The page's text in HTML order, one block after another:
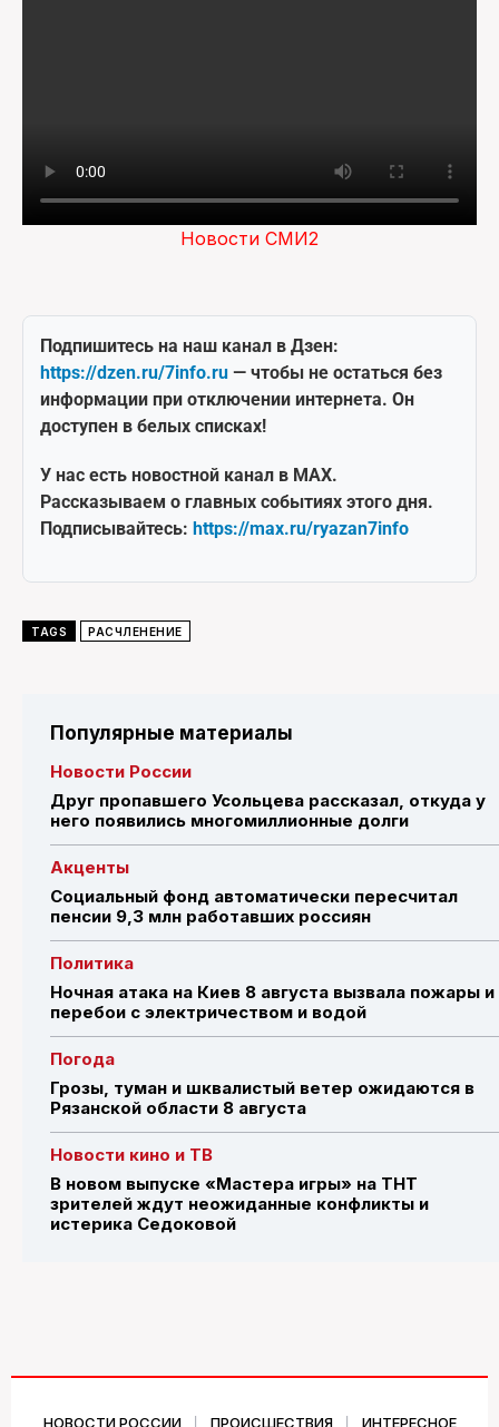
Новости СМИ2
Подпишитесь на наш канал в Дзен:
https://dzen.ru/7info.ru — чтобы не остаться без
информации при отключении интернета. Он
доступен в белых списках!
У нас есть новостной канал в MAX.
Рассказываем о главных событиях этого дня.
Подписывайтесь: https://max.ru/ryazan7info
TAGS РАСЧЛЕНЕНИЕ
Популярные материалы
Новости России
Друг пропавшего Усольцева рассказал, откуда у
него появились многомиллионные долги
Акценты
Социальный фонд автоматически пересчитал
пенсии 9,3 млн работавших россиян
Политика
Ночная атака на Киев 8 августа вызвала пожары и
перебои с электричеством и водой
Погода
Грозы, туман и шквалистый ветер ожидаются в
Рязанской области 8 августа
Новости кино и ТВ
В новом выпуске «Мастера игры» на ТНТ
зрителей ждут неожиданные конфликты и
истерика Седоковой
НОВОСТИ РОССИИ ПРОИСШЕСТВИЯ ИНТЕРЕСНОЕ